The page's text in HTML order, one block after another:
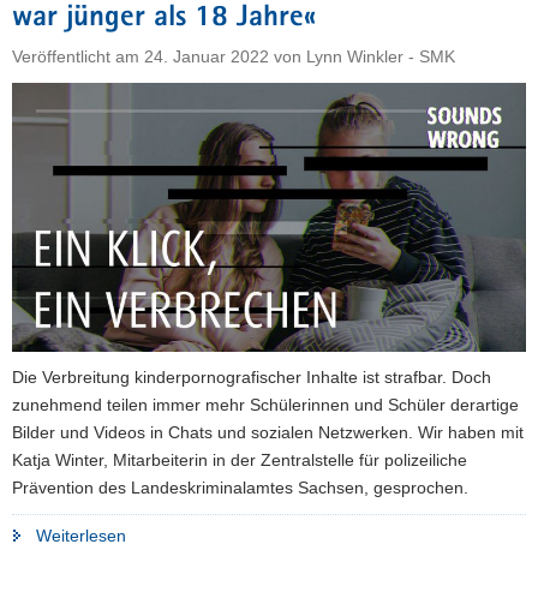
e
N
a
o
n
war jünger als 18 Jahre«
Veröffentlicht am 24. Januar 2022 von Lynn Winkler - SMK
Die Verbreitung kinderpornografischer Inhalte ist strafbar. Doch
zunehmend teilen immer mehr Schülerinnen und Schüler derartige
Bilder und Videos in Chats und sozialen Netzwerken. Wir haben mit
Katja Winter, Mitarbeiterin in der Zentralstelle für polizeiliche
Prävention des Landeskriminalamtes Sachsen, gesprochen.
Weiterlesen